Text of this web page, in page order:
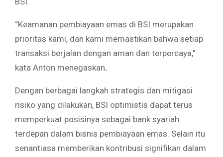
“Keamanan pembiayaan emas di BSI merupakan
prioritas kami, dan kami memastikan bahwa setiap
transaksi berjalan dengan aman dan terpercaya,”
kata Anton menegaskan.
Dengan berbagai langkah strategis dan mitigasi
risiko yang dilakukan, BSI optimistis dapat terus
memperkuat posisinya sebagai bank syariah
terdepan dalam bisnis pembiayaan emas. Selain itu
senantiasa memberikan kontribusi signifikan dalam